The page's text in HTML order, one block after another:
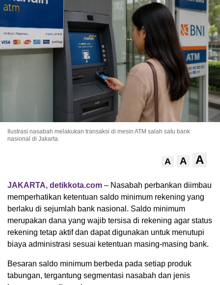
Ilustrasi nasabah melakukan transaksi di mesin ATM salah satu bank
nasional di Jakarta.
A A A
JAKARTA, detikkota.com – Nasabah perbankan diimbau
memperhatikan ketentuan saldo minimum rekening yang
berlaku di sejumlah bank nasional. Saldo minimum
merupakan dana yang wajib tersisa di rekening agar status
rekening tetap aktif dan dapat digunakan untuk menutupi
biaya administrasi sesuai ketentuan masing-masing bank.
Besaran saldo minimum berbeda pada setiap produk
tabungan, tergantung segmentasi nasabah dan jenis